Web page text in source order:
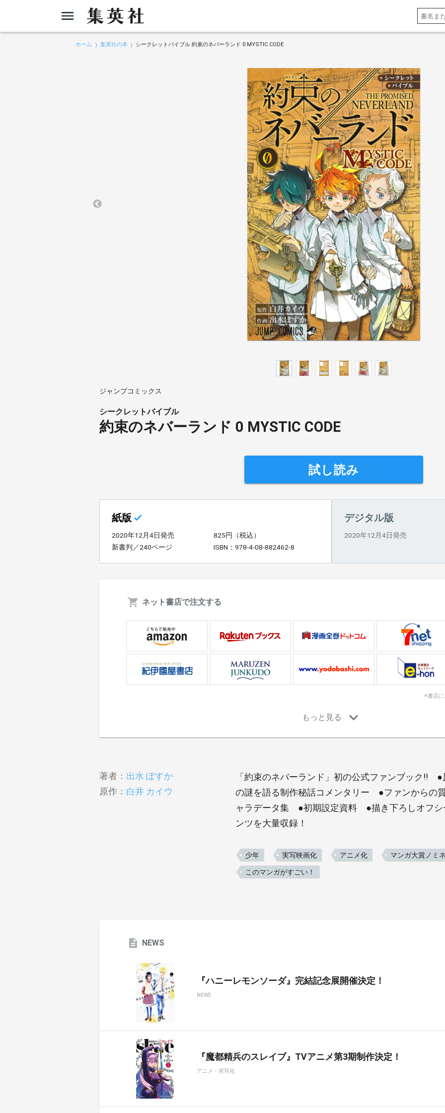
ホーム 集英社の本 シークレットバイブル 約束のネバーランド 0 MYSTIC CODE
ジャンプコミックス
シークレットバイブル
約束のネバーランド 0 MYSTIC CODE
試し読み
紙版
2020年12月4日発売
825円（税込）
新書判／240ページ
ISBN：978-4-08-882462-8
デジタル版
2020年12月4日発売
ネット書店で注文する
※書店に
著者： 出水 ぽすか
原作： 白井 カイウ
「約束のネバーランド」初の公式ファンブック!!
の謎を語る制作秘話コメンタリー ●ファンからの
ャラデータ集 ●初期設定資料 ●描き下ろしオフシ
ンツを大量収録！
少年 実写映画化 アニメ化 マンガ大賞ノミ
このマンガがすごい！
NEWS
『ハニーレモンソーダ』完結記念展開催決定！
NEWS
『魔都精兵のスレイブ』TVアニメ第3期制作決定！
アニメ・実写化